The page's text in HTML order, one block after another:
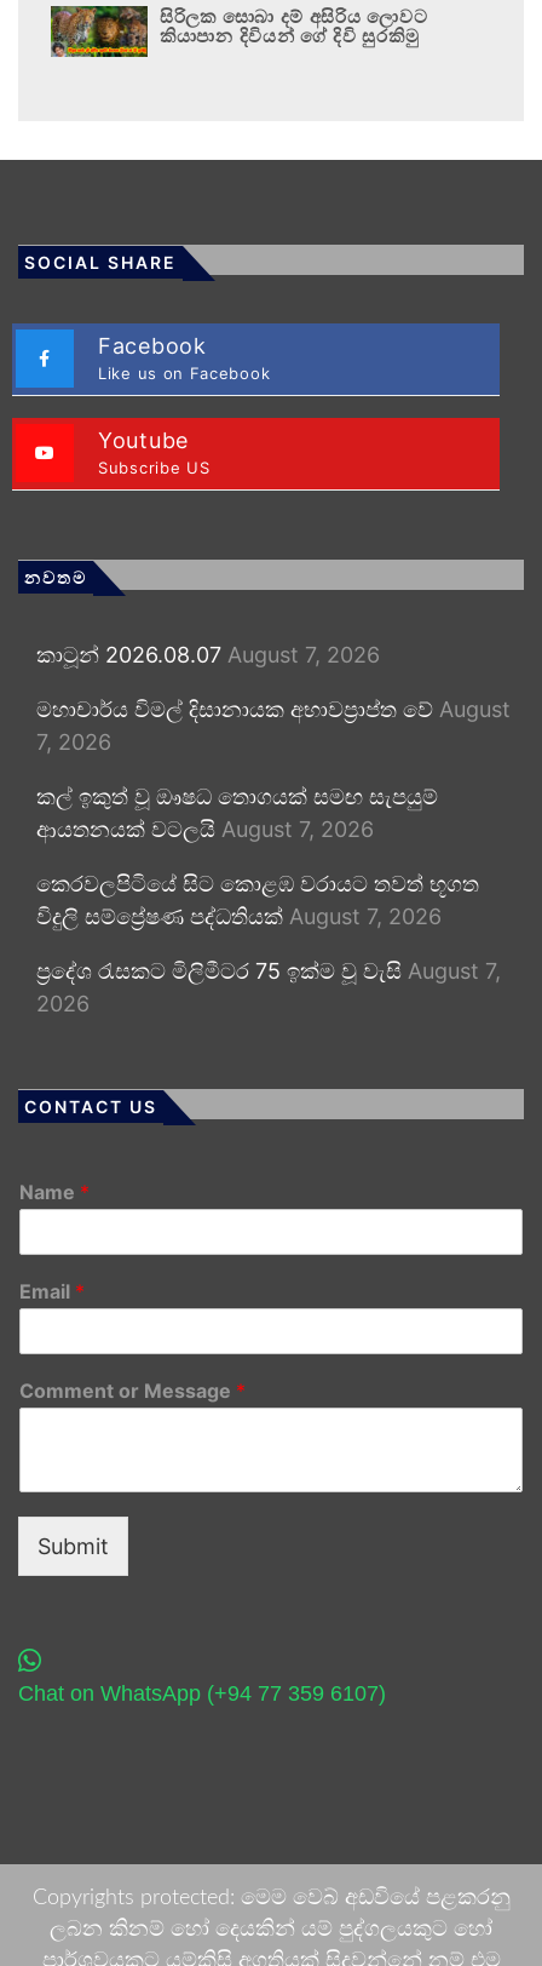
සිරිලක සොබා දම් අසිරිය ලොවට
කියාපාන දිවියන් ගේ දිවි සුරකිමු
SOCIAL SHARE
Facebook
Like us on Facebook
Youtube
Subscribe US
නවතම
කාටූන් 2026.08.07 August 7, 2026
මහාචාර්ය විමල් දිසානායක අභාවප්‍රාප්ත වේ August
7, 2026
කල් ඉකුත් වූ ඖෂධ තොගයක් සමඟ සැපයුම්
ආයතනයක් වටලයි August 7, 2026
කෙරවලපිටියේ සිට කොළඹ වරායට තවත් භූගත
විදුලි සම්ප්‍රේෂණ පද්ධතියක් August 7, 2026
ප්‍රදේශ රැසකට මිලිමීටර 75 ඉක්ම වූ වැසි August 7,
2026
CONTACT US
Name *
Email *
Comment or Message *
Submit
Chat on WhatsApp (+94 77 359 6107)
Copyrights protected: මෙම වෙබ් අඩවියේ පළකරනු
ලබන කිනම් හෝ දෙයකින් යම් පුද්ගලයකුට හෝ
පාර්ශවයකට යම්කිසි අගතියක් සිදුවන්නේ නම් එම